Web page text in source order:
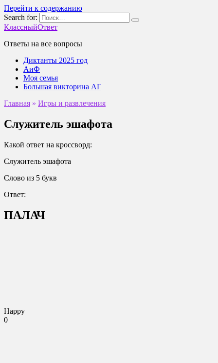
Перейти к содержанию
Search for:
КлассныйОтвет
Ответы на все вопросы
Диктанты 2025 год
АиФ
Моя семья
Большая викторина АГ
Главная » Игры и развлечения
Служитель эшафота
Какой ответ на кроссворд:
Служитель эшафота
Слово из 5 букв
Ответ:
ПАЛАЧ
Happy
0